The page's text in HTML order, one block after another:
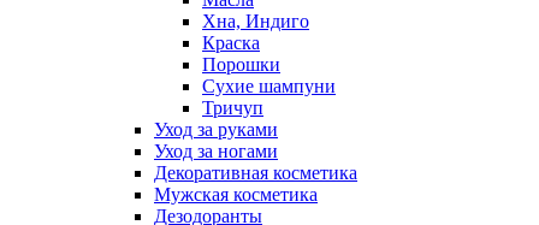
Хна, Индиго
Краска
Порошки
Сухие шампуни
Тричуп
Уход за руками
Уход за ногами
Декоративная косметика
Мужская косметика
Дезодоранты